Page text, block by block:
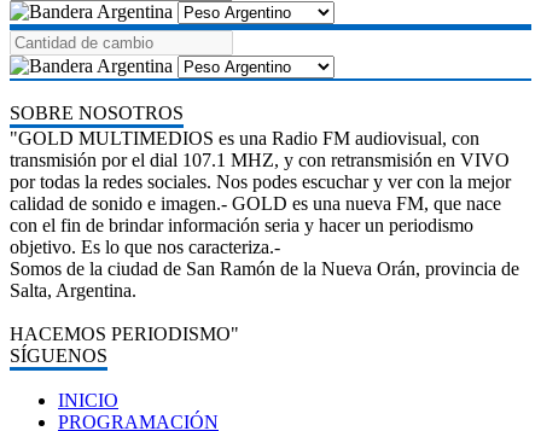
SOBRE NOSOTROS
"GOLD MULTIMEDIOS es una Radio FM audiovisual, con
transmisión por el dial 107.1 MHZ, y con retransmisión en VIVO
por todas la redes sociales. Nos podes escuchar y ver con la mejor
calidad de sonido e imagen.- GOLD es una nueva FM, que nace
con el fin de brindar información seria y hacer un periodismo
objetivo. Es lo que nos caracteriza.-
Somos de la ciudad de San Ramón de la Nueva Orán, provincia de
Salta, Argentina.
HACEMOS PERIODISMO"
SÍGUENOS
INICIO
PROGRAMACIÓN